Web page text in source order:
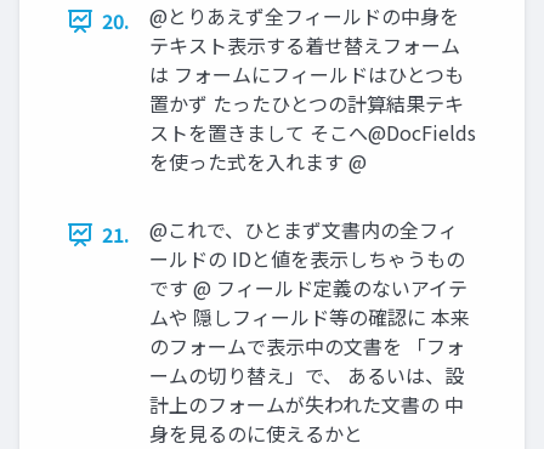
20.
@とりあえず全フィールドの中身を
テキスト表示する着せ替えフォーム
は フォームにフィールドはひとつも
置かず たったひとつの計算結果テキ
ストを置きまして そこへ@DocFields
を使った式を入れます @
21.
@これで、ひとまず文書内の全フィ
ールドの IDと値を表示しちゃうもの
です @ フィールド定義のないアイテ
ムや 隠しフィールド等の確認に 本来
のフォームで表示中の文書を 「フォ
ームの切り替え」で、 あるいは、設
計上のフォームが失われた文書の 中
身を見るのに使えるかと